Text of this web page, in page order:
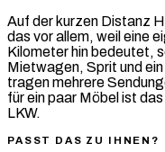
Auf der kurzen Distanz
das vor allem, weil eine
Kilometer hin bedeutet,
Mietwagen, Sprit und
tragen mehrere
für ein paar Möbel ist
LKW.
PASST DAS ZU IHNEN?